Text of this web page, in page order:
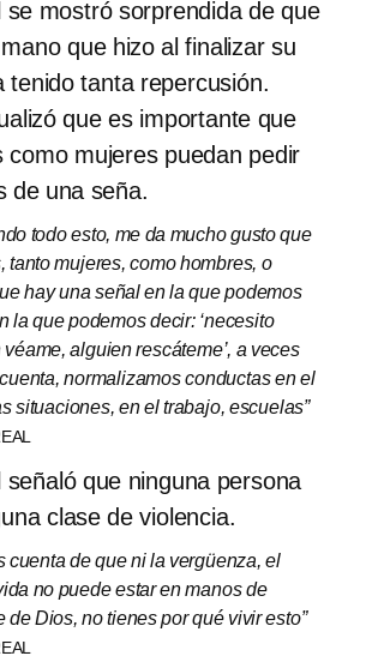
se mostró sorprendida de que
que hizo al finalizar su
tenido tanta repercusión.
que es importante que
como mujeres puedan pedir
de una seña.
todo esto, me da mucho gusto que
tanto mujeres, como hombres, o
hay una señal en la que podemos
la que podemos decir: ‘necesito
alguien rescáteme’, a veces
normalizamos conductas en el
situaciones, en el trabajo, escuelas”
señaló que ninguna persona
clase de violencia.
cuenta de que ni la vergüenza, el
no puede estar en manos de
de Dios, no tienes por qué vivir esto”